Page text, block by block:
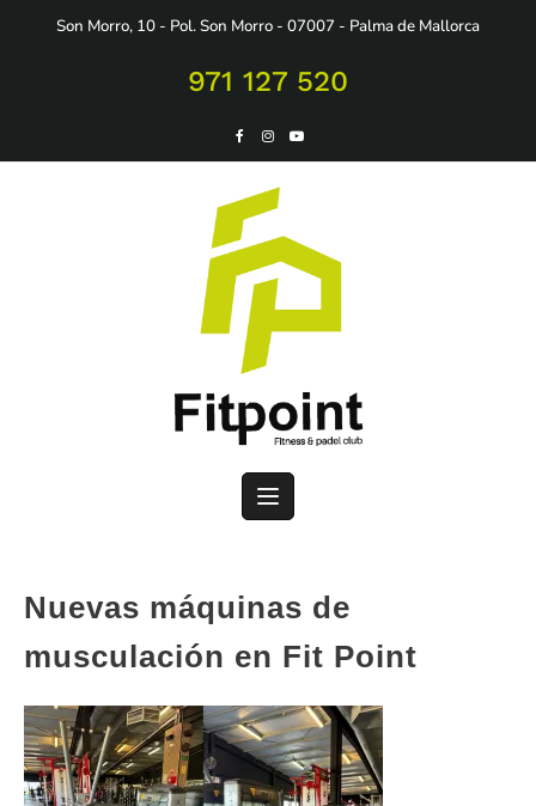
Son Morro, 10 - Pol. Son Morro - 07007 - Palma de Mallorca
971 127 520
Nuevas máquinas de
musculación en Fit Point